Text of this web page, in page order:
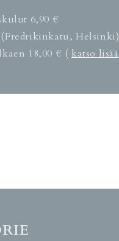
6,90 €
Helsinki)
18,00 € ( katso lisää